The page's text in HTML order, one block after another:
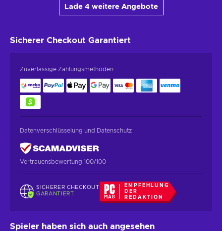
Lade 4 weitere Angebote
Sicherer Checkout Garantiert
Zuverlässige Zahlungsmethoden
Datenverschlüsselung und Datenschutz
Vertrauensbewertung 100/100
SICHERER CHECKOUT
GARANTIERT
EMPFEHLUNG
DER
REDAKTION
Spieler haben sich auch angesehen